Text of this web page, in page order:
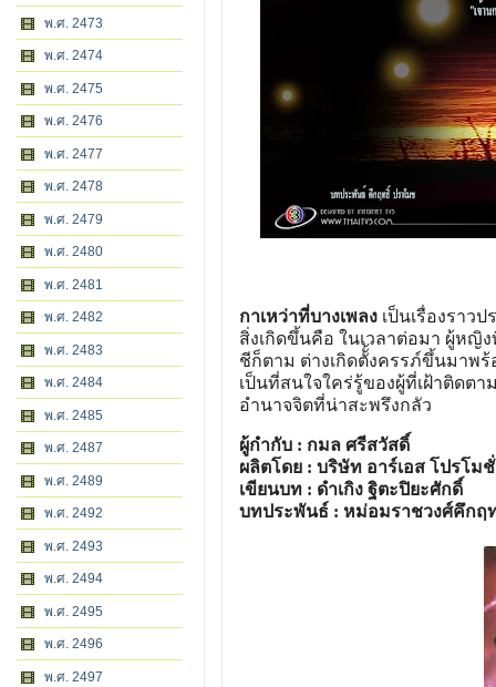
พ.ศ. 2473
พ.ศ. 2474
พ.ศ. 2475
พ.ศ. 2476
พ.ศ. 2477
พ.ศ. 2478
พ.ศ. 2479
พ.ศ. 2480
พ.ศ. 2481
พ.ศ. 2482
พ.ศ. 2483
พ.ศ. 2484
พ.ศ. 2485
พ.ศ. 2487
พ.ศ. 2489
พ.ศ. 2492
พ.ศ. 2493
พ.ศ. 2494
พ.ศ. 2495
พ.ศ. 2496
พ.ศ. 2497
กาเหว่าที่บางเพลง เป็นเรื่องราว
สิ่งเกิดขึ้นคือ ในเวลาต่อมา ผู้หญิ
ชีก็ตาม ต่างเกิดตัั้งครรภ์ขึ้นมาพ
เป็นที่สนใจใคร่รู้ของผู้ที่เฝ้าติดต
อำนาจจิตที่น่าสะพรึงกลัว
ผู้กำกับ : กมล ศรีสวัสดิ์
ผลิตโดย : บริษัท อาร์เอส โปรโม
เขียนบท : ดำเกิง ฐิตะปิยะศักดิ์
บทประพันธ์ : หม่อมราชวงศ์คึกฤ